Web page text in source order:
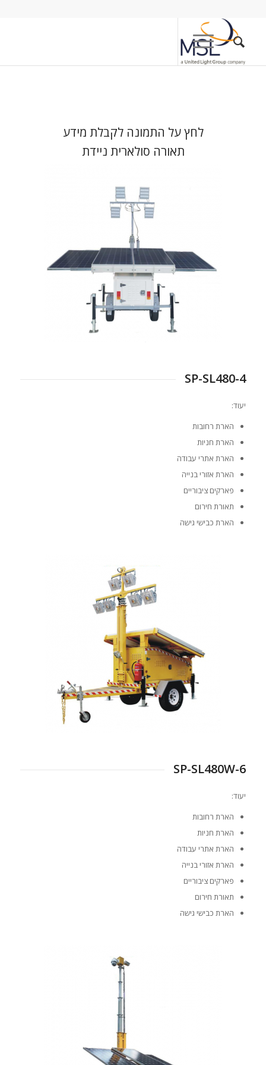
לחץ על התמונה לקבלת מידע
תאורה סולארית ניידת
SP-SL480-4
יעוד:
הארת רחובות
הארת חניות
הארת אתרי עבודה
הארת אזורי בנייה
פארקים ציבוריים
תאורת חירום
הארת כבישי גישה
SP-SL480W-6
יעוד:
הארת רחובות
הארת חניות
הארת אתרי עבודה
הארת אזורי בנייה
פארקים ציבוריים
תאורת חירום
הארת כבישי גישה